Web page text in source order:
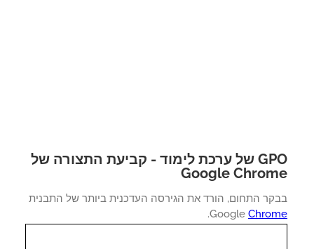
GPO של ערכת לימוד - קביעת התצורה של
Google
התחום, הורד את הגירסה העדכנית ביותר של התבנית
Google
.